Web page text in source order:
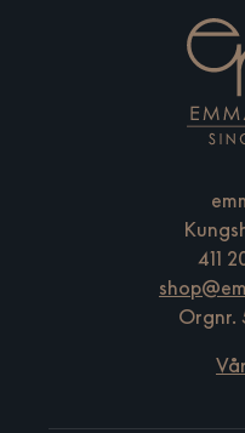
411
Orgnr.